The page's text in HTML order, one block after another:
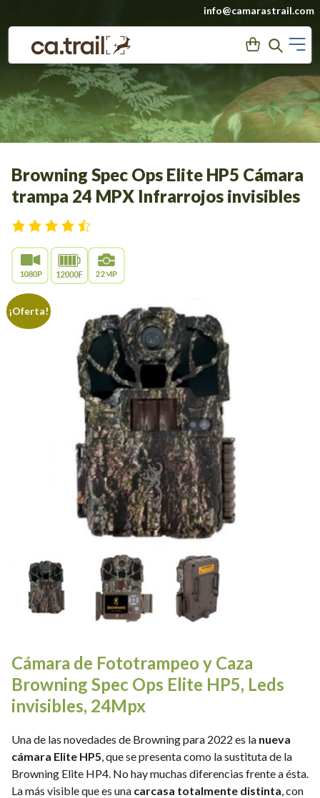
contenido
info@camarastrail.com
User Search
Browning Spec Ops Elite HP5 Cámara
trampa 24 MPX Infrarrojos invisibles
¡Oferta!
Cámara de Fototrampeo y Caza
Browning Spec Ops Elite HP5, Leds
invisibles, 24Mpx
Una de las novedades de Browning para 2022 es la nueva
cámara Elite HP5 , que se presenta como la sustituta de la
Browning Elite HP4. No hay muchas diferencias frente a ésta.
La más visible que es una carcasa totalmente distinta , con